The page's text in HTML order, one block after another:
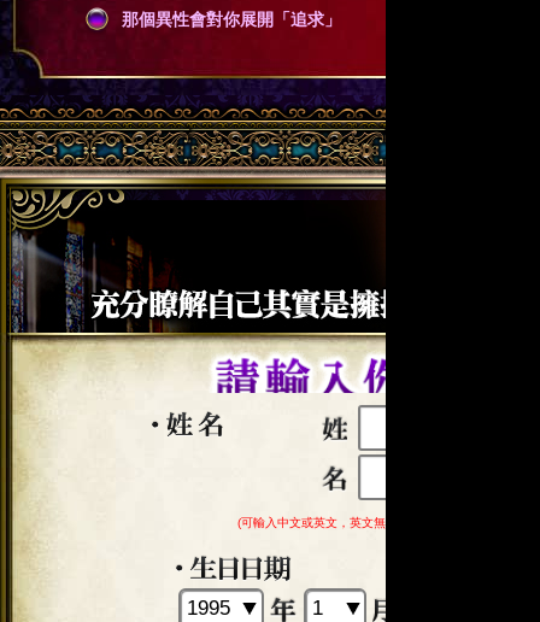
那個異性會對你展開「追求」
(可輸入中文或英文，英文無大小寫之分，請勿輸入符號)